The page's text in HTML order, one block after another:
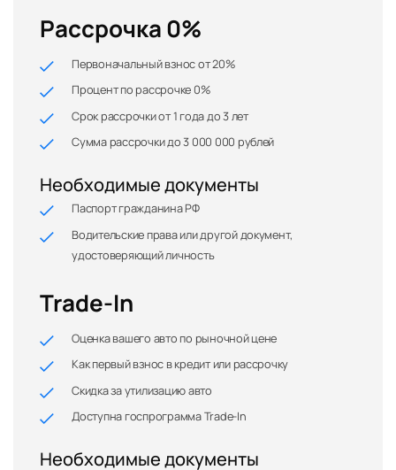
Рассрочка 0%
Первоначальный взнос от 20%
Процент по рассрочке 0%
Срок рассрочки от 1 года до 3 лет
Сумма рассрочки до 3 000 000 рублей
Необходимые документы
Паспорт гражданина РФ
Водительские права или другой документ,
удостоверяющий личность
Trade-In
Оценка вашего авто по рыночной цене
Как первый взнос в кредит или рассрочку
Скидка за утилизацию авто
Доступна госпрограмма Trade-In
Необходимые документы